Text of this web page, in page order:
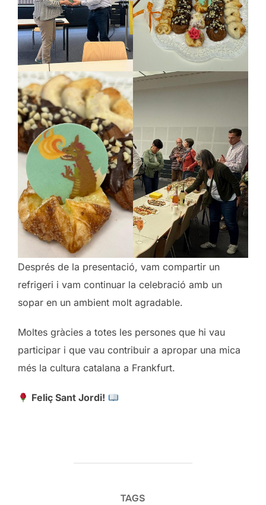
Després de la presentació, vam compartir un
refrigeri i vam continuar la celebració amb un
sopar en un ambient molt agradable.
Moltes gràcies a totes les persones que hi vau
participar i que vau contribuir a apropar una mica
més la cultura catalana a Frankfurt.
Feliç Sant Jordi!
TAGS